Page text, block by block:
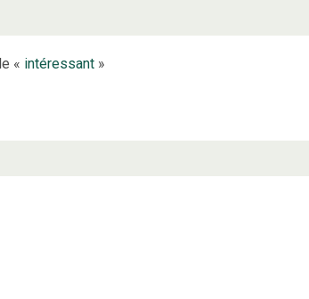
« intéressant»